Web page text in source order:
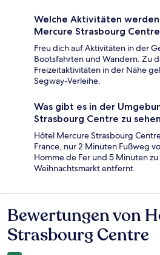
Welche Aktivitäten
Mercure Strasbourg
Freu dich auf Aktivitäten in der
Bootsfahrten und Wandern. Zu
Freizeitaktivitäten in der Nähe
Segway-Verleihe.
Was gibt es in der
Strasbourg Centre zu
Hôtel Mercure Strasbourg
France, nur 2 Minuten Fußweg
Homme de Fer und 5 Minuten
Weihnachtsmarkt entfernt.
Bewertungen
Bewertungen von
Strasbourg Centre